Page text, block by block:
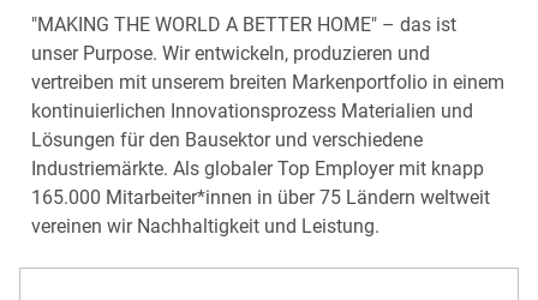
"MAKING THE WORLD A BETTER HOME" – das ist
unser Purpose. Wir entwickeln, produzieren und
vertreiben mit unserem breiten Markenportfolio in einem
kontinuierlichen Innovationsprozess Materialien und
Lösungen für den Bausektor und verschiedene
Industriemärkte. Als globaler Top Employer mit knapp
165.000 Mitarbeiter*innen in über 75 Ländern weltweit
vereinen wir Nachhaltigkeit und Leistung.